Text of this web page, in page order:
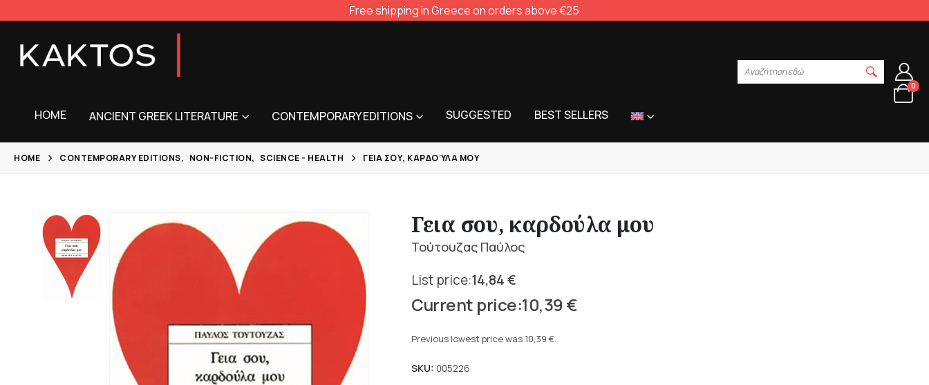
Free shipping in Greece on orders above €25
HOME ANCIENT GREEK LITERATURE CONTEMPORARY EDITIONS SUGGESTED BEST SELLERS
Αναζήτηση εδώ
0
HOME CONTEMPORARY EDITIONS, NON-FICTION, SCIENCE - HEALTH ΓΕΙΑ ΣΟΥ, ΚΑΡΔΟΎΛΑ ΜΟΥ
Γεια σου, καρδούλα μου
Τούτουζας Παύλος
14,84€
Original
price
was:
14,84 €.
10,39 €
price
10,39 €.
Previous lowest price was 10,39 €.
SKU: 005226